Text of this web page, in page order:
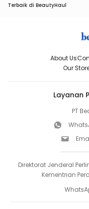
Terbaik di BeautyHaul
About Us
Our
Layanan
PT
Direktorat Jenderal
Kementrian